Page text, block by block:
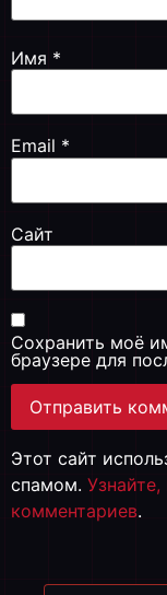
Имя *
Email *
Сайт
Сохранить моё
браузере для
Этот сайт
спамом.
комментариев.